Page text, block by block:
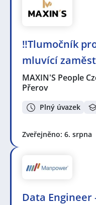
‼️Tlumočník
mluvící
MAXIN'S People
Přerov
Plný úvazek
Zveřejněno: 6. srpna
Data Engineer